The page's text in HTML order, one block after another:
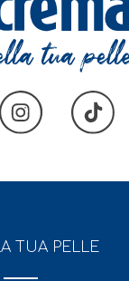
TUA PELLE